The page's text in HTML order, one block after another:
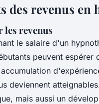
des revenus en
les revenus
le salaire d'un
peuvent espérer
deviennent
mais aussi un